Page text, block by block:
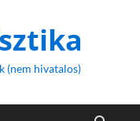
(nem hivatalos)